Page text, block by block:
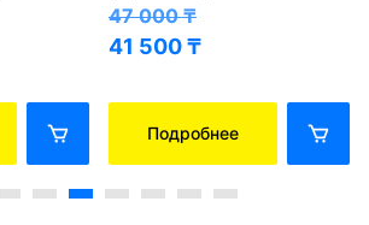
47 000₸
41 500₸
Подробнее